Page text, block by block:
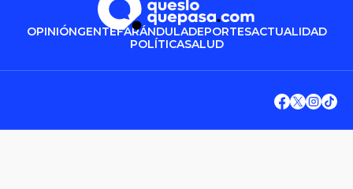
OPINIÓNGENTEFARÁNDULADEPORTESACTUALIDAD
POLÍTICASALUD